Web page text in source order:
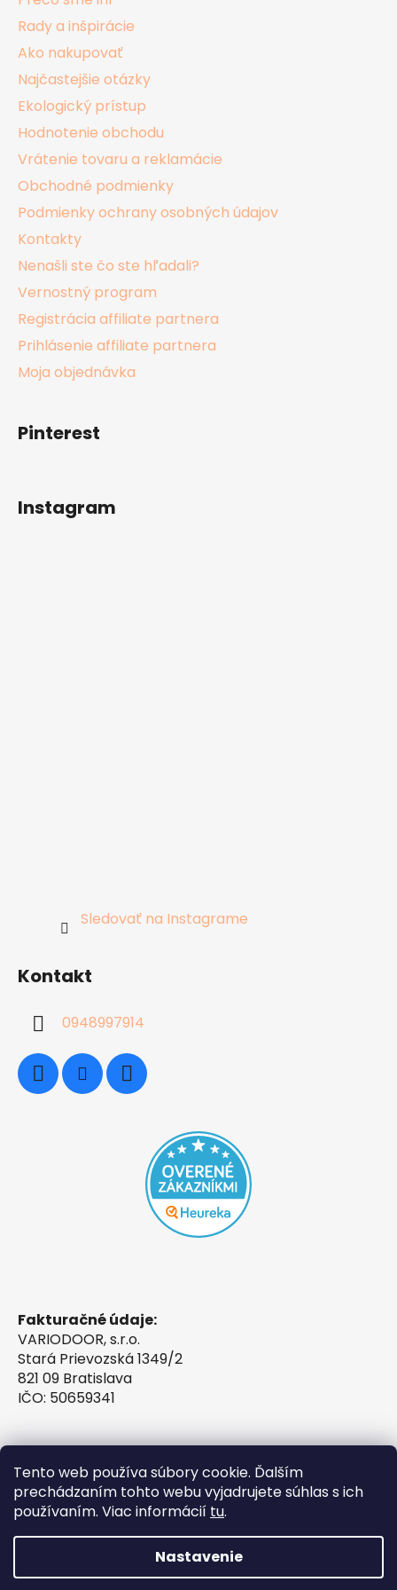
Tento web používa súbory cookie. Ďalším
prechádzaním tohto webu vyjadrujete súhlas s ich
používaním. Viac informácií tu.
Nastavenie
Rady a inšpirácie
Ako nakupovať
Najčastejšie otázky
Ekologický prístup
Hodnotenie obchodu
Vrátenie tovaru a reklamácie
Obchodné podmienky
Podmienky ochrany osobných údajov
Kontakty
Nenašli ste čo ste hľadali?
Vernostný program
Registrácia affiliate partnera
Prihlásenie affiliate partnera
Moja objednávka
Pinterest
Instagram
Sledovať na Instagrame
Kontakt
0948997914
Fakturačné údaje:
VARIODOOR, s.r.o.
Stará Prievozská 1349/2
821 09 Bratislava
IČO: 50659341